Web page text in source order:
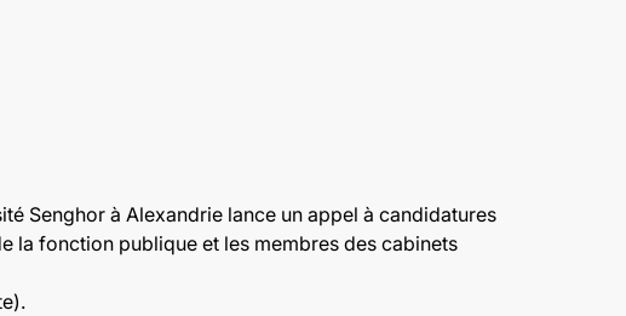
Senghor à Alexandrie lance un appel à candidatures
la fonction publique et les membres des cabinets